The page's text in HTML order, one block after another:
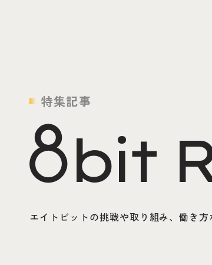
特集記事
bit
エイトビットの挑戦や取り組み、働き